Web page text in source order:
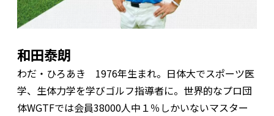
和田泰朗
わだ・ひろあき 1976年生まれ。日体大でスポーツ医
学、生体力学を学びゴルフ指導者に。世界的なプロ団
体WGTFでは会員38000人中１％しかいないマスター